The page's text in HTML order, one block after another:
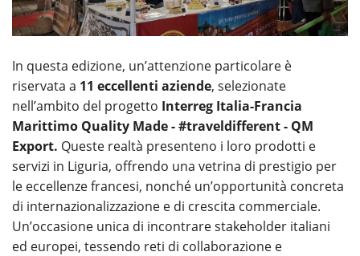
In questa edizione, un’attenzione particolare è
riservata a 11 eccellenti aziende, selezionate
nell’ambito del progetto Interreg Italia-Francia
Marittimo Quality Made - #traveldifferent - QM
Export. Queste realtà presenteno i loro prodotti e
servizi in Liguria, offrendo una vetrina di prestigio per
le eccellenze francesi, nonché un’opportunità concreta
di internazionalizzazione e di crescita commerciale.
Un’occasione unica di incontrare stakeholder italiani
ed europei, tessendo reti di collaborazione e